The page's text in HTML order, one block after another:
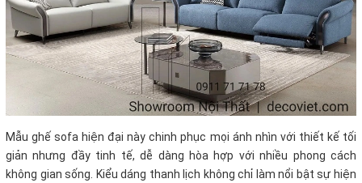
Mẫu ghế sofa hiện đại này chinh phục mọi ánh nhìn với thiết kế tối
giản nhưng đầy tinh tế, dễ dàng hòa hợp với nhiều phong cách
không gian sống. Kiểu dáng thanh lịch không chỉ làm nổi bật sự hiện